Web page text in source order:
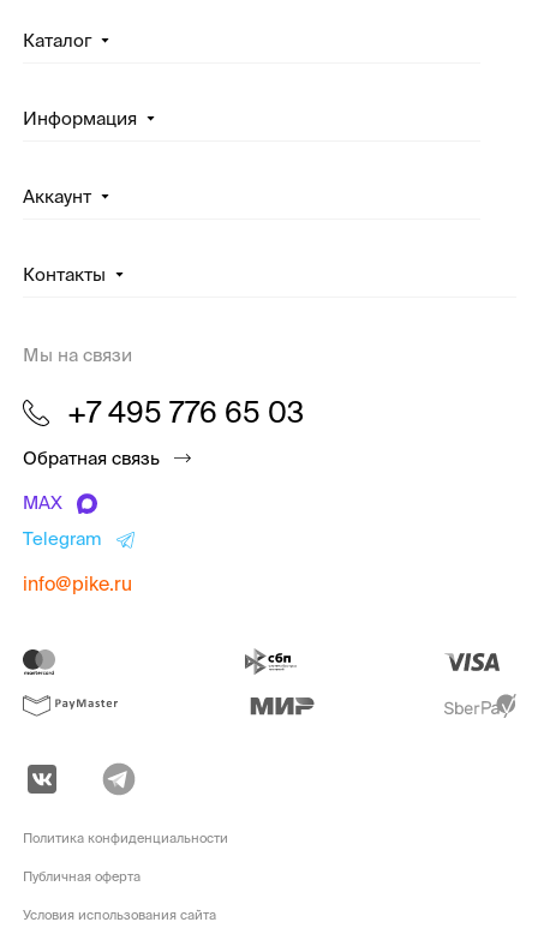
Каталог
Информация
Аккаунт
Контакты
Мы на связи
+7 495 776 65 03
Обратная связь
MAX
Telegram
info@pike.ru
Политика конфиденциальности
Публичная оферта
Условия использования сайта